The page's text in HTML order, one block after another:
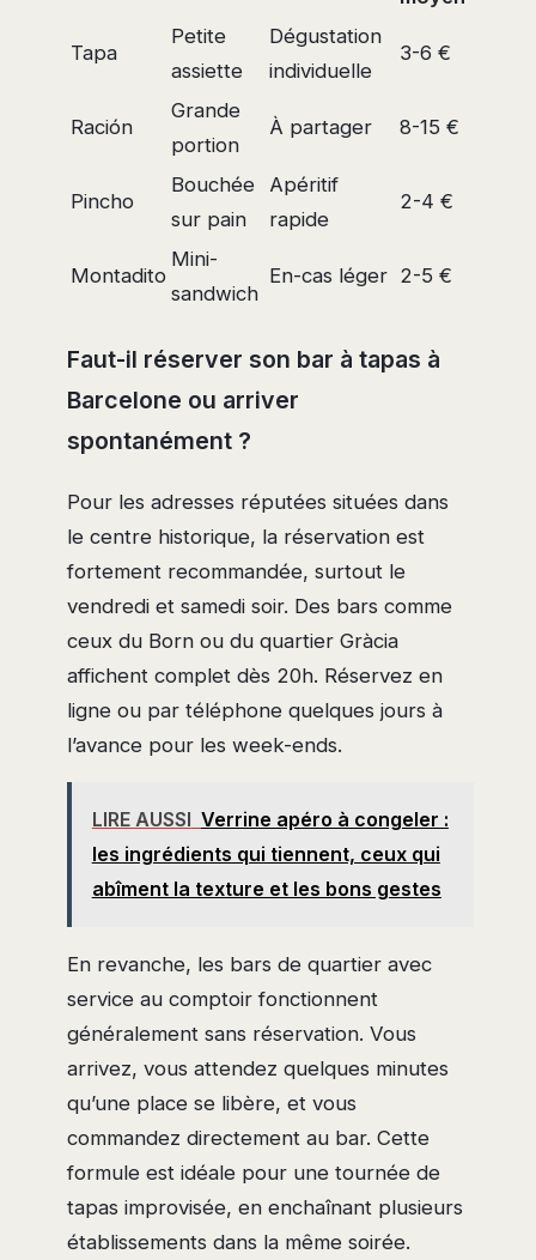
Tapa
Petite
assiette
Dégustation
individuelle
3-6 €
Ración
Grande
portion
À partager 8-15 €
Pincho
Bouchée
sur pain
Apéritif
rapide
2-4 €
Montadito
Mini-
sandwich
En-cas léger 2-5 €
Faut-il réserver son bar à tapas à
Barcelone ou arriver
spontanément ?
Pour les adresses réputées situées dans
le centre historique, la réservation est
fortement recommandée, surtout le
vendredi et samedi soir. Des bars comme
ceux du Born ou du quartier Gràcia
affichent complet dès 20h. Réservez en
ligne ou par téléphone quelques jours à
l’avance pour les week-ends.
LIRE AUSSI Verrine apéro à congeler :
les ingrédients qui tiennent, ceux qui
abîment la texture et les bons gestes
En revanche, les bars de quartier avec
service au comptoir fonctionnent
généralement sans réservation. Vous
arrivez, vous attendez quelques minutes
qu’une place se libère, et vous
commandez directement au bar. Cette
formule est idéale pour une tournée de
tapas improvisée, en enchaînant plusieurs
établissements dans la même soirée.